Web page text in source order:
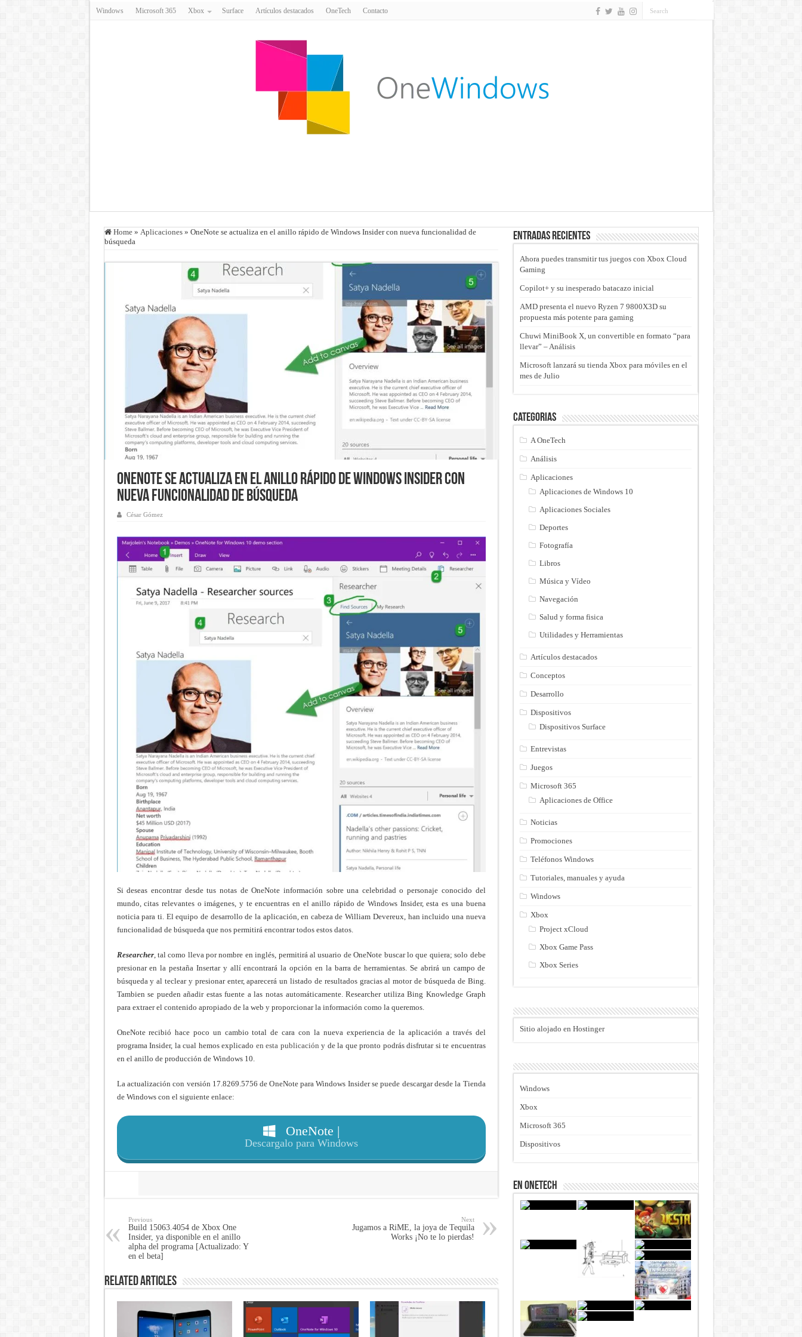
Windows Microsoft 365 Xbox Surface Artículos destacados OneTech Contacto
Home » Aplicaciones » OneNote se actualiza en el anillo rápido de Windows Insider con nueva funcionalidad de
búsqueda
OneNote se actualiza en el anillo rápido de Windows Insider con
nueva funcionalidad de búsqueda
César Gómez
Si deseas encontrar desde tus notas de OneNote información sobre una celebridad o personaje conocido del
mundo, citas relevantes o imágenes, y te encuentras en el anillo rápido de Windows Insider, esta es una buena
noticia para ti. El equipo de desarrollo de la aplicación, en cabeza de William Devereux‏, han incluido una nueva
funcionalidad de búsqueda que nos permitirá encontrar todos estos datos.
Researcher, tal como lleva por nombre en inglés, permitirá al usuario de OneNote buscar lo que quiera; solo debe
presionar en la pestaña Insertar y allí encontrará la opción en la barra de herramientas. Se abrirá un campo de
búsqueda y al teclear y presionar enter, aparecerá un listado de resultados gracias al motor de búsqueda de Bing.
Tambien se pueden añadir estas fuente a las notas automáticamente. Researcher utiliza Bing Knowledge Graph
para extraer el contenido apropiado de la web y proporcionar la información como la queremos.
OneNote recibió hace poco un cambio total de cara con la nueva experiencia de la aplicación a través del
programa Insider, la cual hemos explicado en esta publicación y de la que pronto podrás disfrutar si te encuentras
en el anillo de producción de Windows 10.
La actualización con versión 17.8269.5756 de OneNote para Windows Insider se puede descargar desde la Tienda
de Windows con el siguiente enlace:
OneNote |
Descargalo para Windows
Previous
Build 15063.4054 de Xbox One
Insider, ya disponible en el anillo
alpha del programa [Actualizado: Y
en el beta]
Next
Jugamos a RiME, la joya de Tequila
Works ¡No te lo pierdas!
Related Articles
Entradas recientes
Ahora puedes transmitir tus juegos con Xbox Cloud
Gaming
Copilot+ y su inesperado batacazo inicial
AMD presenta el nuevo Ryzen 7 9800X3D su
propuesta más potente para gaming
Chuwi MiniBook X, un convertible en formato “para
llevar” – Análisis
Microsoft lanzará su tienda Xbox para móviles en el
mes de Julio
Categorias
A OneTech
Análisis
Aplicaciones
Aplicaciones de Windows 10
Aplicaciones Sociales
Deportes
Fotografía
Libros
Música y Vídeo
Navegación
Salud y forma fisica
Utilidades y Herramientas
Artículos destacados
Conceptos
Desarrollo
Dispositivos
Dispositivos Surface
Entrevistas
Juegos
Microsoft 365
Aplicaciones de Office
Noticias
Promociones
Teléfonos Windows
Tutoriales, manuales y ayuda
Windows
Xbox
Project xCloud
Xbox Game Pass
Xbox Series
Sitio alojado en Hostinger
Windows
Xbox
Microsoft 365
Dispositivos
En Onetech